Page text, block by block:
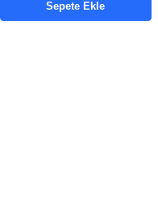
Sepete Ekle